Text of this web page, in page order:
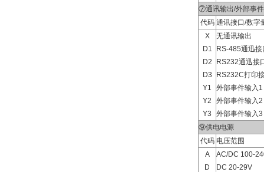
⑦通讯输出/外部事
代码 通讯接口/数字
X
D1
D2
D3
Y1
Y2
Y3
无通讯输出
RS-485通迅
RS232通迅接
RS232C打印
外部事件输入
外部事件输入2
外部事件输入3
⑨供电电源
代码 电压范围
A
D
AC/DC 100-
DC 20-29V